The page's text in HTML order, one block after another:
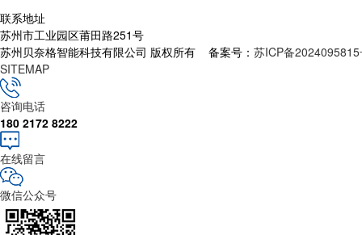
联系地址
苏州市工业园区莆田路251号
苏州贝奈格智能科技有限公司 版权所有 备案号： 苏ICP备
SITEMAP
咨询电话
180 2172 8222
在线留言
微信公众号